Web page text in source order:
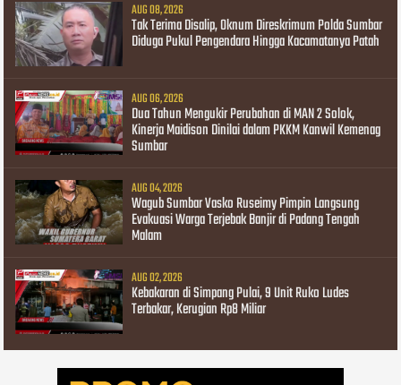
AUG 08, 2026
Tak Terima Disalip, Oknum Direskrimum Polda Sumbar
Diduga Pukul Pengendara Hingga Kacamatanya Patah
AUG 06, 2026
Dua Tahun Mengukir Perubahan di MAN 2 Solok,
Kinerja Maidison Dinilai dalam PKKM Kanwil Kemenag
Sumbar
AUG 04, 2026
Wagub Sumbar Vasko Ruseimy Pimpin Langsung
Evakuasi Warga Terjebak Banjir di Padang Tengah
Malam
AUG 02, 2026
Kebakaran di Simpang Pulai, 9 Unit Ruko Ludes
Terbakar, Kerugian Rp8 Miliar